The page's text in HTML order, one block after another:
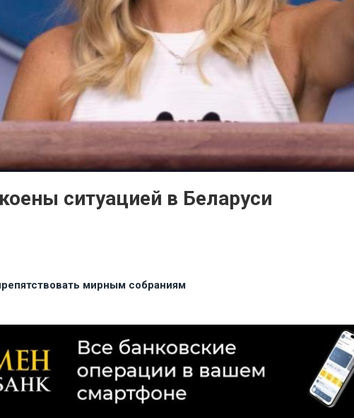
ситуацией в Беларуси
мирным собраниям